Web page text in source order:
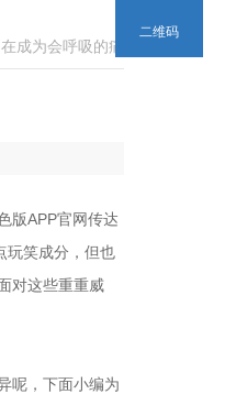
成为会呼吸的痛
版APP官网传达
笑成分，但也
面对这些重重威
，下面小编为
二维码